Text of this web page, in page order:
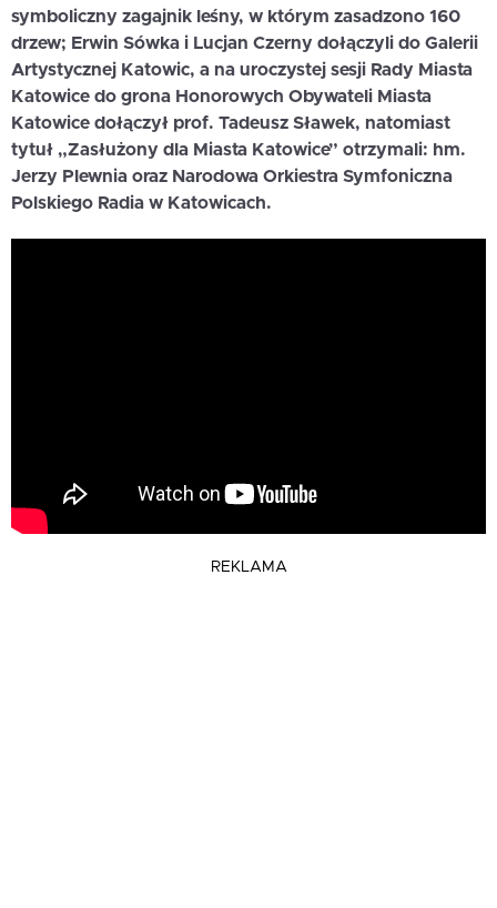
symboliczny zagajnik leśny, w którym zasadzono 160
drzew; Erwin Sówka i Lucjan Czerny dołączyli do Galerii
Artystycznej Katowic, a na uroczystej sesji Rady Miasta
Katowice do grona Honorowych Obywateli Miasta
Katowice dołączył prof. Tadeusz Sławek, natomiast
tytuł „Zasłużony dla Miasta Katowice” otrzymali: hm.
Jerzy Plewnia oraz Narodowa Orkiestra Symfoniczna
Polskiego Radia w Katowicach.
REKLAMA